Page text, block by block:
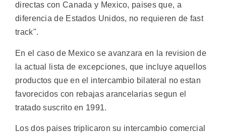
directas con Canada y Mexico, paises que, a
diferencia de Estados Unidos, no requieren de fast
track".
En el caso de Mexico se avanzara en la revision de
la actual lista de excepciones, que incluye aquellos
productos que en el intercambio bilateral no estan
favorecidos con rebajas arancelarias segun el
tratado suscrito en 1991.
Los dos paises triplicaron su intercambio comercial